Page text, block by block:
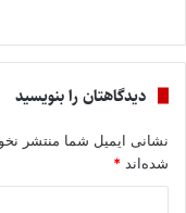
دیدگاهتان را بنویسید
نشانی ایمیل شما منتشر
شده‌اند *